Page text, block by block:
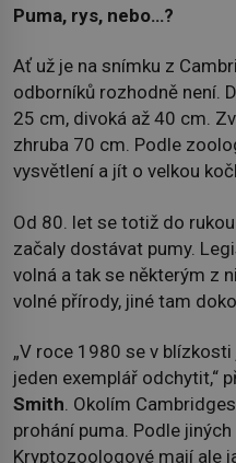
Puma, rys, nebo…?
Ať už je na snímku z
odborníků rozhodně není.
25 cm, divoká až 40 cm.
zhruba 70 cm. Podle
vysvětlení a jít o velkou
Od 80. let se totiž do
začaly dostávat pumy.
volná a tak se některým z
volné přírody, jiné tam
„V roce 1980 se v
jeden exemplář odchytit,“
Smith. Okolím
prohání puma. Podle
Kryptozoologové mají ale